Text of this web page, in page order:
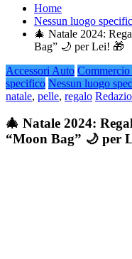
Home
Nessun luogo
🎄 Natale 2024:
Bag” 🌙 per Lei! 🎁
Accessori Auto
specifico Nessun luogo
natale, pelle, regalo
🎄 Natale 2024:
“Moon Bag” 🌙 per